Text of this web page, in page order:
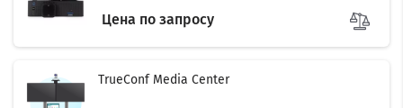
Цена по запросу
TrueConf Media Center